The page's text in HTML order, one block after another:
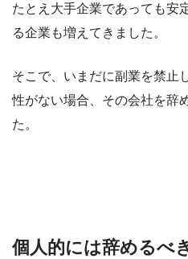
たとえ大手企業であっても安
る企業も増えてきました。
そこで、いまだに副業を禁止
性がない場合、その会社を辞
た。
個人的には辞めるべ